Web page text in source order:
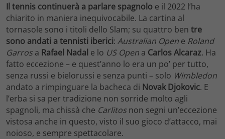
Il tennis continuerà a parlare spagnolo e il 2022 l’ha
chiarito in maniera inequivocabile. La cartina al
tornasole sono i titoli dello Slam; su quattro ben tre
sono andati a tennisti iberici: Australian Open e Roland
Garros a Rafael Nadal e lo US Open a Carlos Alcaraz. Ha
fatto eccezione – e quest’anno lo era un po’ per tutto,
senza russi e bielorussi e senza punti – solo Wimbledon
andato a rimpinguare la bacheca di Novak Djokovic. E
l’erba si sa per tradizione non sorride molto agli
spagnoli, ma chissà che Carlitos non segni un’eccezione
vistosa anche in questo, visto il suo gioco d’attacco, mai
noioso, e sempre spettacolare.